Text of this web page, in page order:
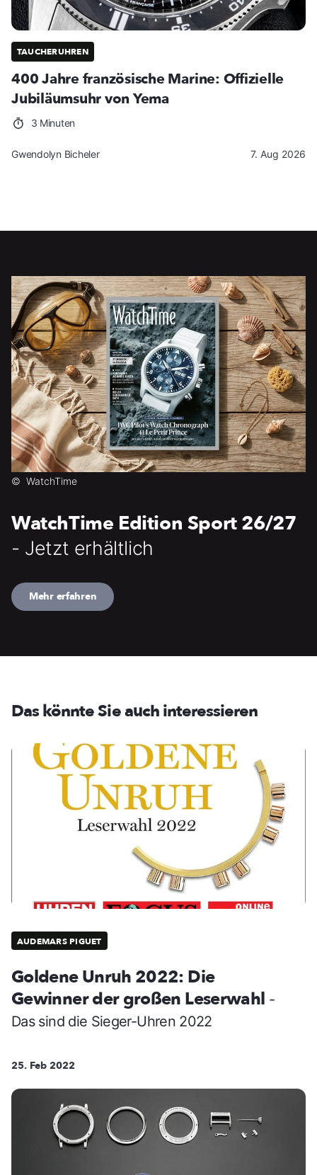
TAUCHERUHREN
400 Jahre französische Marine: Offizielle
Jubiläumsuhr von Yema
3 Minuten
Gwendolyn Bicheler 7. Aug 2026
© WatchTime
WatchTime Edition Sport 26/27
- Jetzt erhältlich
Mehr erfahren
Das könnte Sie auch interessieren
AUDEMARS PIGUET
Goldene Unruh 2022: Die
Gewinner der großen Leserwahl -
Das sind die Sieger-Uhren 2022
25. Feb 2022